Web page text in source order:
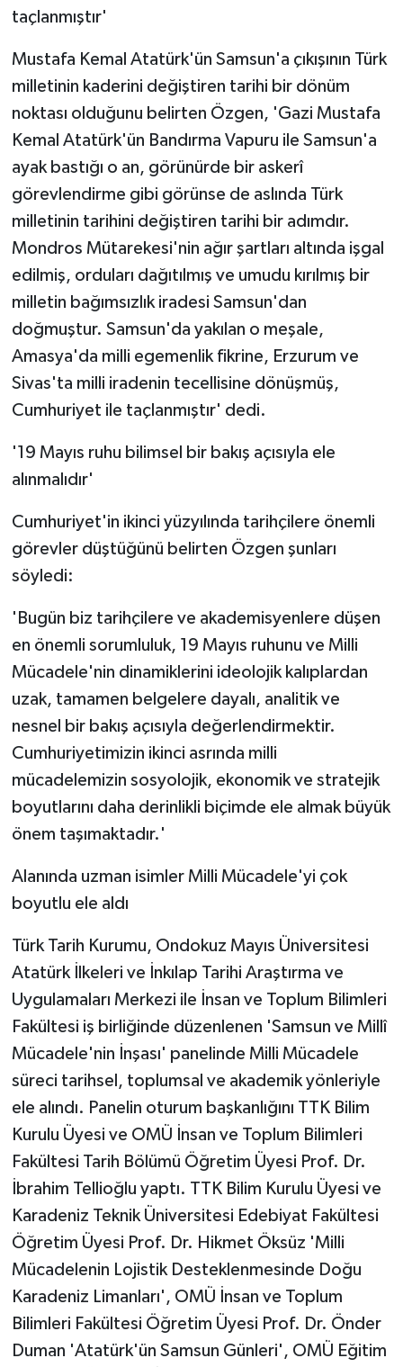
taçlanmıştır'
Mustafa Kemal Atatürk'ün Samsun'a çıkışının Türk
milletinin kaderini değiştiren tarihi bir dönüm
noktası olduğunu belirten Özgen, 'Gazi Mustafa
Kemal Atatürk'ün Bandırma Vapuru ile Samsun'a
ayak bastığı o an, görünürde bir askerî
görevlendirme gibi görünse de aslında Türk
milletinin tarihini değiştiren tarihi bir adımdır.
Mondros Mütarekesi'nin ağır şartları altında işgal
edilmiş, orduları dağıtılmış ve umudu kırılmış bir
milletin bağımsızlık iradesi Samsun'dan
doğmuştur. Samsun'da yakılan o meşale,
Amasya'da milli egemenlik fikrine, Erzurum ve
Sivas'ta milli iradenin tecellisine dönüşmüş,
Cumhuriyet ile taçlanmıştır' dedi.
'19 Mayıs ruhu bilimsel bir bakış açısıyla ele
alınmalıdır'
Cumhuriyet'in ikinci yüzyılında tarihçilere önemli
görevler düştüğünü belirten Özgen şunları
söyledi:
'Bugün biz tarihçilere ve akademisyenlere düşen
en önemli sorumluluk, 19 Mayıs ruhunu ve Milli
Mücadele'nin dinamiklerini ideolojik kalıplardan
uzak, tamamen belgelere dayalı, analitik ve
nesnel bir bakış açısıyla değerlendirmektir.
Cumhuriyetimizin ikinci asrında milli
mücadelemizin sosyolojik, ekonomik ve stratejik
boyutlarını daha derinlikli biçimde ele almak büyük
önem taşımaktadır.'
Alanında uzman isimler Milli Mücadele'yi çok
boyutlu ele aldı
Türk Tarih Kurumu, Ondokuz Mayıs Üniversitesi
Atatürk İlkeleri ve İnkılap Tarihi Araştırma ve
Uygulamaları Merkezi ile İnsan ve Toplum Bilimleri
Fakültesi iş birliğinde düzenlenen 'Samsun ve Millî
Mücadele'nin İnşası' panelinde Milli Mücadele
süreci tarihsel, toplumsal ve akademik yönleriyle
ele alındı. Panelin oturum başkanlığını TTK Bilim
Kurulu Üyesi ve OMÜ İnsan ve Toplum Bilimleri
Fakültesi Tarih Bölümü Öğretim Üyesi Prof. Dr.
İbrahim Tellioğlu yaptı. TTK Bilim Kurulu Üyesi ve
Karadeniz Teknik Üniversitesi Edebiyat Fakültesi
Öğretim Üyesi Prof. Dr. Hikmet Öksüz 'Milli
Mücadelenin Lojistik Desteklenmesinde Doğu
Karadeniz Limanları', OMÜ İnsan ve Toplum
Bilimleri Fakültesi Öğretim Üyesi Prof. Dr. Önder
Duman 'Atatürk'ün Samsun Günleri', OMÜ Eğitim